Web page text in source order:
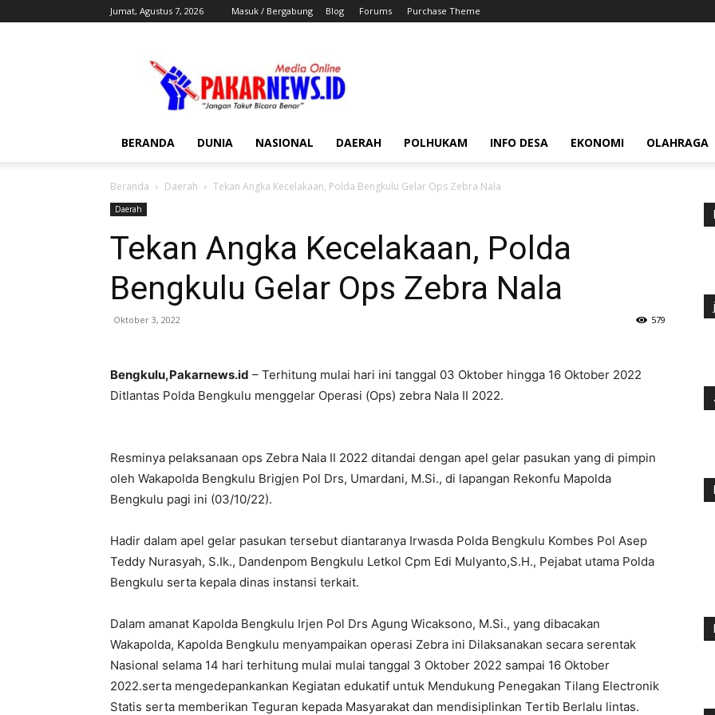
Jumat, Agustus 7, 2026 Masuk / Bergabung Blog Forums Purchase Theme
BERANDA DUNIA NASIONAL DAERAH POLHUKAM INFO DESA EKONOMI OLAHRAGA
Beranda Daerah Tekan Angka Kecelakaan, Polda Bengkulu Gelar Ops Zebra Nala
Daerah
Tekan Angka Kecelakaan, Polda
Bengkulu Gelar Ops Zebra Nala
Oktober 3, 2022 579
Bengkulu,Pakarnews.id – Terhitung mulai hari ini tanggal 03 Oktober hingga 16 Oktober 2022
Ditlantas Polda Bengkulu menggelar Operasi (Ops) zebra Nala II 2022.
Resminya pelaksanaan ops Zebra Nala II 2022 ditandai dengan apel gelar pasukan yang di pimpin
oleh Wakapolda Bengkulu Brigjen Pol Drs, Umardani, M.Si., di lapangan Rekonfu Mapolda
Bengkulu pagi ini (03/10/22).
Hadir dalam apel gelar pasukan tersebut diantaranya Irwasda Polda Bengkulu Kombes Pol Asep
Teddy Nurasyah, S.Ik., Dandenpom Bengkulu Letkol Cpm Edi Mulyanto,S.H., Pejabat utama Polda
Bengkulu serta kepala dinas instansi terkait.
Dalam amanat Kapolda Bengkulu Irjen Pol Drs Agung Wicaksono, M.Si., yang dibacakan
Wakapolda, Kapolda Bengkulu menyampaikan operasi Zebra ini Dilaksanakan secara serentak
Nasional selama 14 hari terhitung mulai mulai tanggal 3 Oktober 2022 sampai 16 Oktober
2022.serta mengedepankankan Kegiatan edukatif untuk Mendukung Penegakan Tilang Electronik
Statis serta memberikan Teguran kepada Masyarakat dan mendisiplinkan Tertib Berlalu lintas.